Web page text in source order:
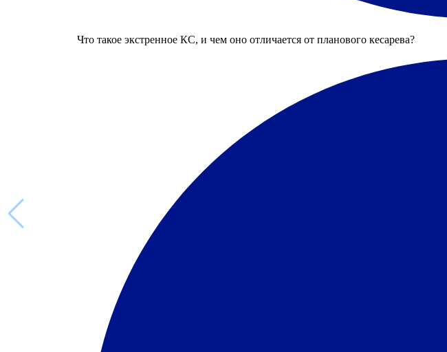
Что такое экстренное КС, и чем оно отличается от планового кесарева?